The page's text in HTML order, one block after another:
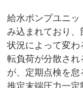
給水ポンプユニッ
み込まれており、
状況によって変
転負荷が分散さ
が、定期点検を怠